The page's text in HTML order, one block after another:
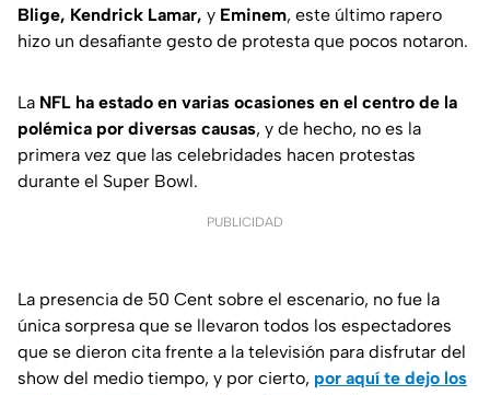
Blige, Kendrick Lamar, y Eminem, este último rapero
hizo un desafiante gesto de protesta que pocos notaron.
La NFL ha estado en varias ocasiones en el centro de la
polémica por diversas causas, y de hecho, no es la
primera vez que las celebridades hacen protestas
durante el Super Bowl.
PUBLICIDAD
La presencia de 50 Cent sobre el escenario, no fue la
única sorpresa que se llevaron todos los espectadores
que se dieron cita frente a la televisión para disfrutar del
show del medio tiempo, y por cierto, por aquí te dejo los